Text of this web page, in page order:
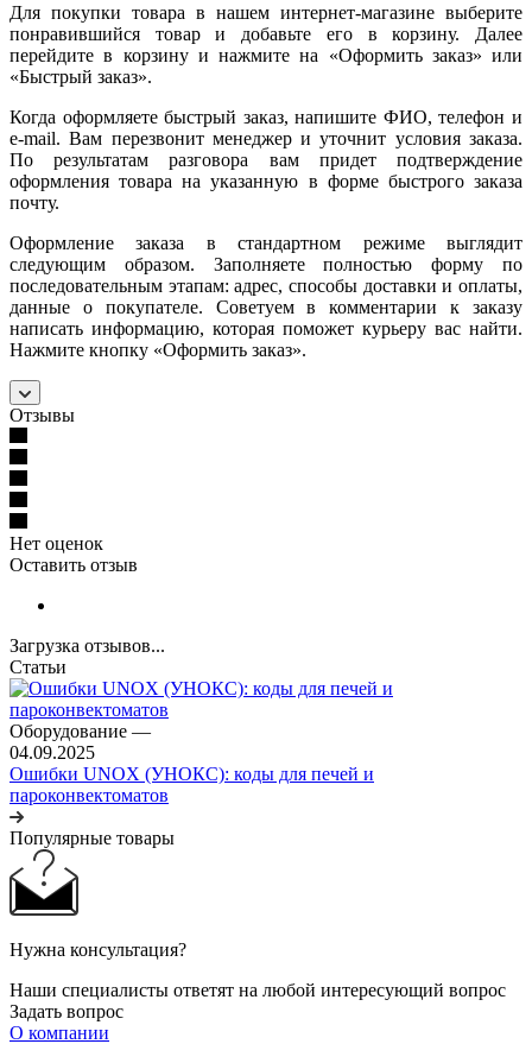
Для покупки товара в нашем интернет-магазине выберите
понравившийся товар и добавьте его в корзину. Далее
перейдите в корзину и нажмите на «Оформить заказ» или
«Быстрый заказ».
Когда оформляете быстрый заказ, напишите ФИО, телефон и
e-mail. Вам перезвонит менеджер и уточнит условия заказа.
По результатам разговора вам придет подтверждение
оформления товара на указанную в форме быстрого заказа
почту.
Оформление заказа в стандартном режиме выглядит
следующим образом. Заполняете полностью форму по
последовательным этапам: адрес, способы доставки и оплаты,
данные о покупателе. Советуем в комментарии к заказу
написать информацию, которая поможет курьеру вас найти.
Нажмите кнопку «Оформить заказ».
Отзывы
Нет оценок
Оставить отзыв
Загрузка отзывов...
Статьи
Оборудование —
04.09.2025
Ошибки UNOX (УНОКС): коды для печей и
пароконвектоматов
Популярные товары
Нужна консультация?
Наши специалисты ответят на любой интересующий вопрос
Задать вопрос
О компании